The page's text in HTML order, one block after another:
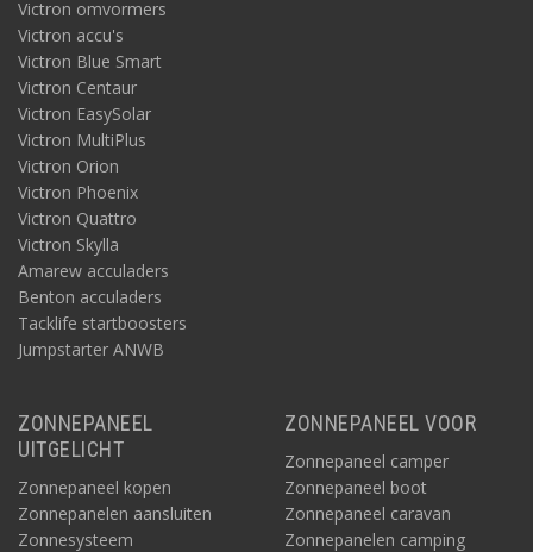
Victron omvormers
Victron accu's
Victron Blue Smart
Victron Centaur
Victron EasySolar
Victron MultiPlus
Victron Orion
Victron Phoenix
Victron Quattro
Victron Skylla
Amarew acculaders
Benton acculaders
Tacklife startboosters
Jumpstarter ANWB
ZONNEPANEEL
UITGELICHT
Zonnepaneel kopen
Zonnepanelen aansluiten
Zonnesysteem
ZONNEPANEEL VOOR
Zonnepaneel camper
Zonnepaneel boot
Zonnepaneel caravan
Zonnepanelen camping